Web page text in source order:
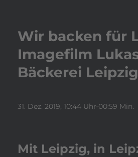
Wir backen für
Imagefilm
Bäckerei Leipzig
31. Dez. 2019, 10:44 Uhr 00:59 Min.
Mit Leipzig, in